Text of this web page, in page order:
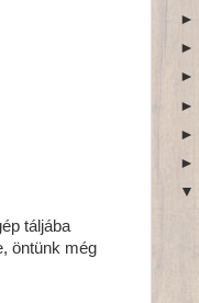
táljába
öntünk még
►
►
►
►
►
►
▼